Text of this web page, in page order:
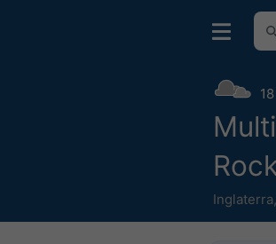
Inglaterra,